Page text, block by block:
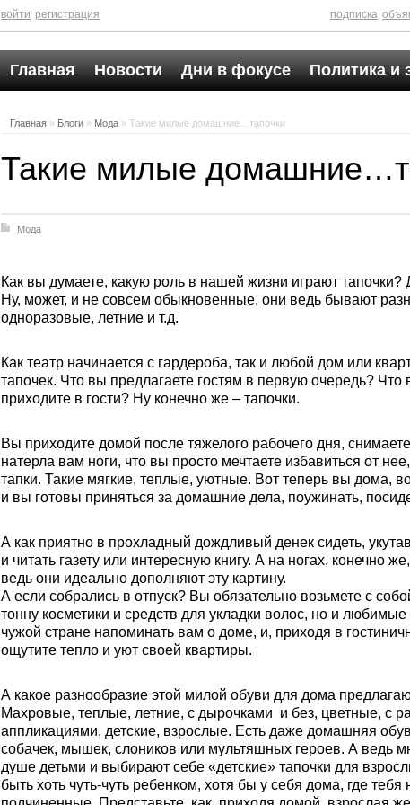
войти регистрация подписка
Главная Новости Дни в фокусе Политика и
Главная » Блоги » Мода » Такие милые домашние…тапочки
Такие милые
Мода
Как вы думаете, какую роль в нашей жизни играют
Ну, может, и не совсем обыкновенные, они ведь бывают
одноразовые, летние и т.д.
Как театр начинается с гардероба, так и любой дом или
тапочек. Что вы предлагаете гостям в первую очередь? Что
приходите в гости? Ну конечно же – тапочки.
Вы приходите домой после тяжелого рабочего дня,
натерла вам ноги, что вы просто мечтаете избавиться от
тапки. Такие мягкие, теплые, уютные. Вот теперь вы дома,
и вы готовы приняться за домашние дела, поужинать,
А как приятно в прохладный дождливый денек сидеть,
и читать газету или интересную книгу. А на ногах, конечно
ведь они идеально дополняют эту картину.
А если собрались в отпуск? Вы обязательно возьмете с
тонну косметики и средств для укладки волос, но и
чужой стране напоминать вам о доме, и, приходя в
ощутите тепло и уют своей квартиры.
А какое разнообразие этой милой обуви для дома
Махровые, теплые, летние, с дырочками и без, цветные, с
аппликациями, детские, взрослые. Есть даже домашняя
собачек, мышек, слоников или мультяшных героев. А ведь
душе детьми и выбирают себе «детские» тапочки для
быть хоть чуть-чуть ребенком, хотя бы у себя дома, где тебя